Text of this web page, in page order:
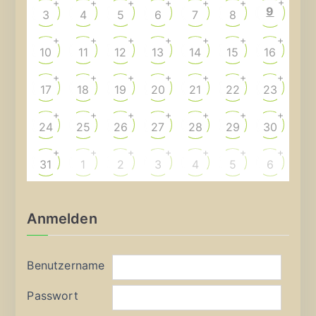
3
+
4
+
5
+
6
+
7
+
8
+
9
10
+
11
+
12
+
13
+
14
+
15
+
16
+
17
+
18
+
19
+
20
+
21
+
22
+
23
+
24
+
25
+
26
+
27
+
28
+
29
+
30
+
31
+
1
+
2
+
3
+
4
+
5
+
6
+
Anmelden
Benutzername
Passwort